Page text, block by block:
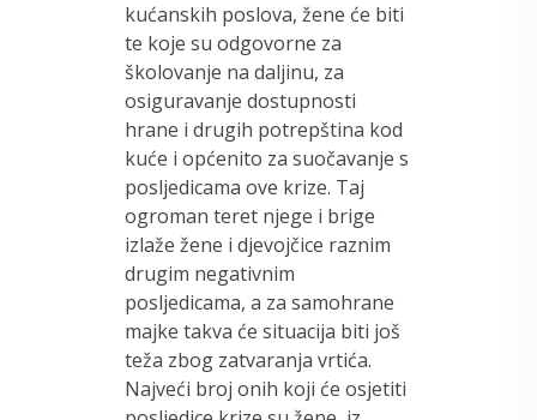
kućanskih poslova, žene će biti
te koje su odgovorne za
školovanje na daljinu, za
osiguravanje dostupnosti
hrane i drugih potrepština kod
kuće i općenito za suočavanje s
posljedicama ove krize. Taj
ogroman teret njege i brige
izlaže žene i djevojčice raznim
drugim negativnim
posljedicama, a za samohrane
majke takva će situacija biti još
teža zbog zatvaranja vrtića.
Najveći broj onih koji će osjetiti